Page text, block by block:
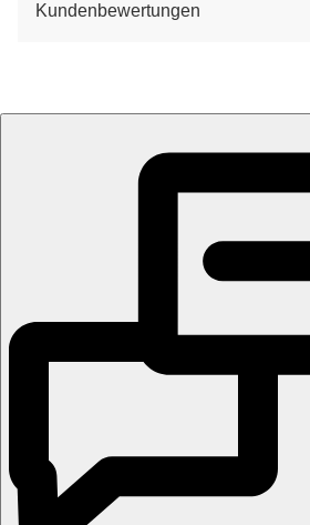
Kundenbewertungen